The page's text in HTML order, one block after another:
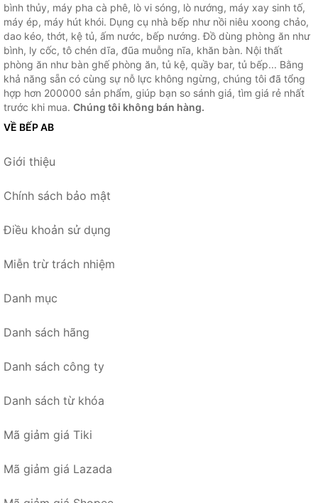
bình thủy, máy pha cà phê, lò vi sóng, lò nướng, máy xay sinh tố,
máy ép, máy hút khói. Dụng cụ nhà bếp như nồi niêu xoong chảo,
dao kéo, thớt, kệ tủ, ấm nước, bếp nướng. Đồ dùng phòng ăn như
bình, ly cốc, tô chén dĩa, đũa muỗng nĩa, khăn bàn. Nội thất
phòng ăn như bàn ghế phòng ăn, tủ kệ, quầy bar, tủ bếp... Bằng
khả năng sẵn có cùng sự nỗ lực không ngừng, chúng tôi đã tổng
hợp hơn 200000 sản phẩm, giúp bạn so sánh giá, tìm giá rẻ nhất
trước khi mua. Chúng tôi không bán hàng.
VỀ BẾP AB
Giới thiệu
Chính sách bảo mật
Điều khoản sử dụng
Miễn trừ trách nhiệm
Danh mục
Danh sách hãng
Danh sách công ty
Danh sách từ khóa
Mã giảm giá Tiki
Mã giảm giá Lazada